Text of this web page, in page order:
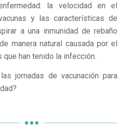
la velocidad en el
y las características de
a una inmunidad de rebaño
manera natural causada por el
que han tenido la infección.
jornadas de vacunación para